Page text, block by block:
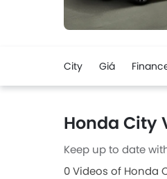
City Giá
Honda City
Keep up to date
0 Videos of Honda